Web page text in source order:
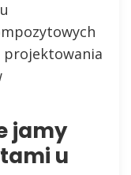
projektowania
jamy
u